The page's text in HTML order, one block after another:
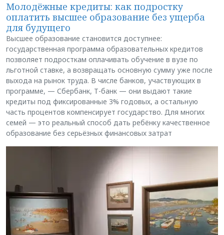
Молодёжные кредиты: как подростку
оплатить высшее образование без ущерба
для будущего
Высшее образование становится доступнее:
государственная программа образовательных кредитов
позволяет подросткам оплачивать обучение в вузе по
льготной ставке, а возвращать основную сумму уже после
выхода на рынок труда. В числе банков, участвующих в
программе, — Сбербанк, Т-банк — они выдают такие
кредиты под фиксированные 3% годовых, а остальную
часть процентов компенсирует государство. Для многих
семей — это реальный способ дать ребёнку качественное
образование без серьёзных финансовых затрат